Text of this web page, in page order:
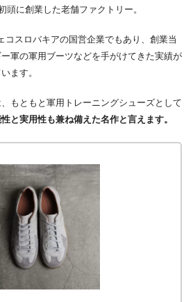
頭に創業した老舗ファクトリー。
コスロバキアの国営企業でもあり、創業当
軍の軍用ブーツなどを手がけてきた実績が
ます。
もともと軍用トレーニングシューズとして
と実用性も兼ね備えた名作と言えます。